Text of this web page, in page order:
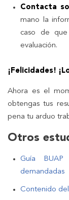
Contacta
mano la
caso de
evaluación.
¡Felicidades!
Ahora es el
obtengas tus
pena tu arduo
Otros
Guía
demandadas
Contenido